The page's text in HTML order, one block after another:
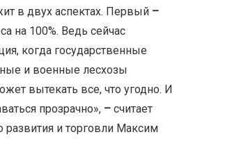
в двух аспектах. Первый –
на 100%. Ведь сейчас
когда государственные
и военные лесхозы
вытекать все, что угодно. И
прозрачно», – считает
развития и торговли Максим